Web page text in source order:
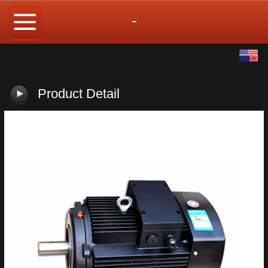
-
Product Detail